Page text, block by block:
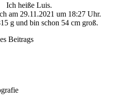
Ich heiße Luis.
am 29.11.2021 um 18:27 Uhr.
g und bin schon 54 cm groß.
Beitrags